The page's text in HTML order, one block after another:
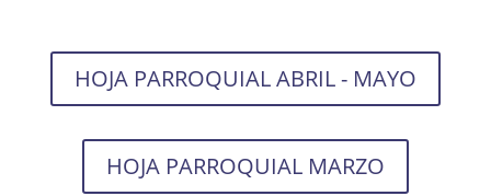
HOJA PARROQUIAL ABRIL - MAYO
HOJA PARROQUIAL MARZO